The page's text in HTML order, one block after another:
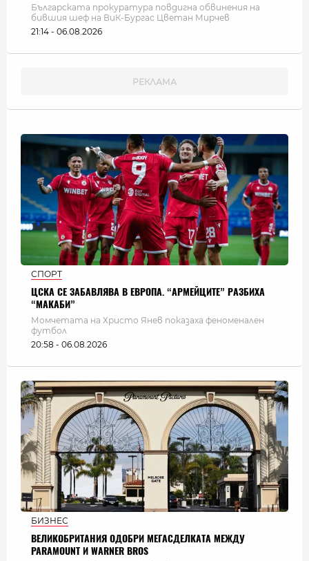
Българската прокуратура повдигна обвинения на
бившия шеф на ВиК-Бургас Цветан Мирчев
21:14 - 06.08.2026
СПОРТ
ЦСКА СЕ ЗАБАВЛЯВА В ЕВРОПА. “АРМЕЙЦИТЕ” РАЗБИХА
“МАКАБИ”
Момчетата на Христо Янев показаха феноменален
футбол
20:58 - 06.08.2026
БИЗНЕС
ВЕЛИКОБРИТАНИЯ ОДОБРИ МЕГАСДЕЛКАТА МЕЖДУ
PARAMOUNT И WARNER BROS